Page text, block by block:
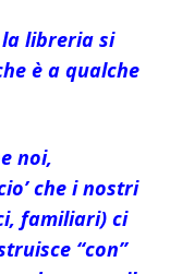
la libreria si
è a qualche
noi,
che i nostri
familiari) ci
“con”